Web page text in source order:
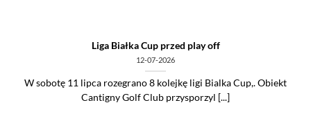
Liga Białka Cup przed play off
12-07-2026
W sobotę 11 lipca rozegrano 8 kolejkę ligi Bialka Cup,. Obiekt
Cantigny Golf Club przysporzyl [...]